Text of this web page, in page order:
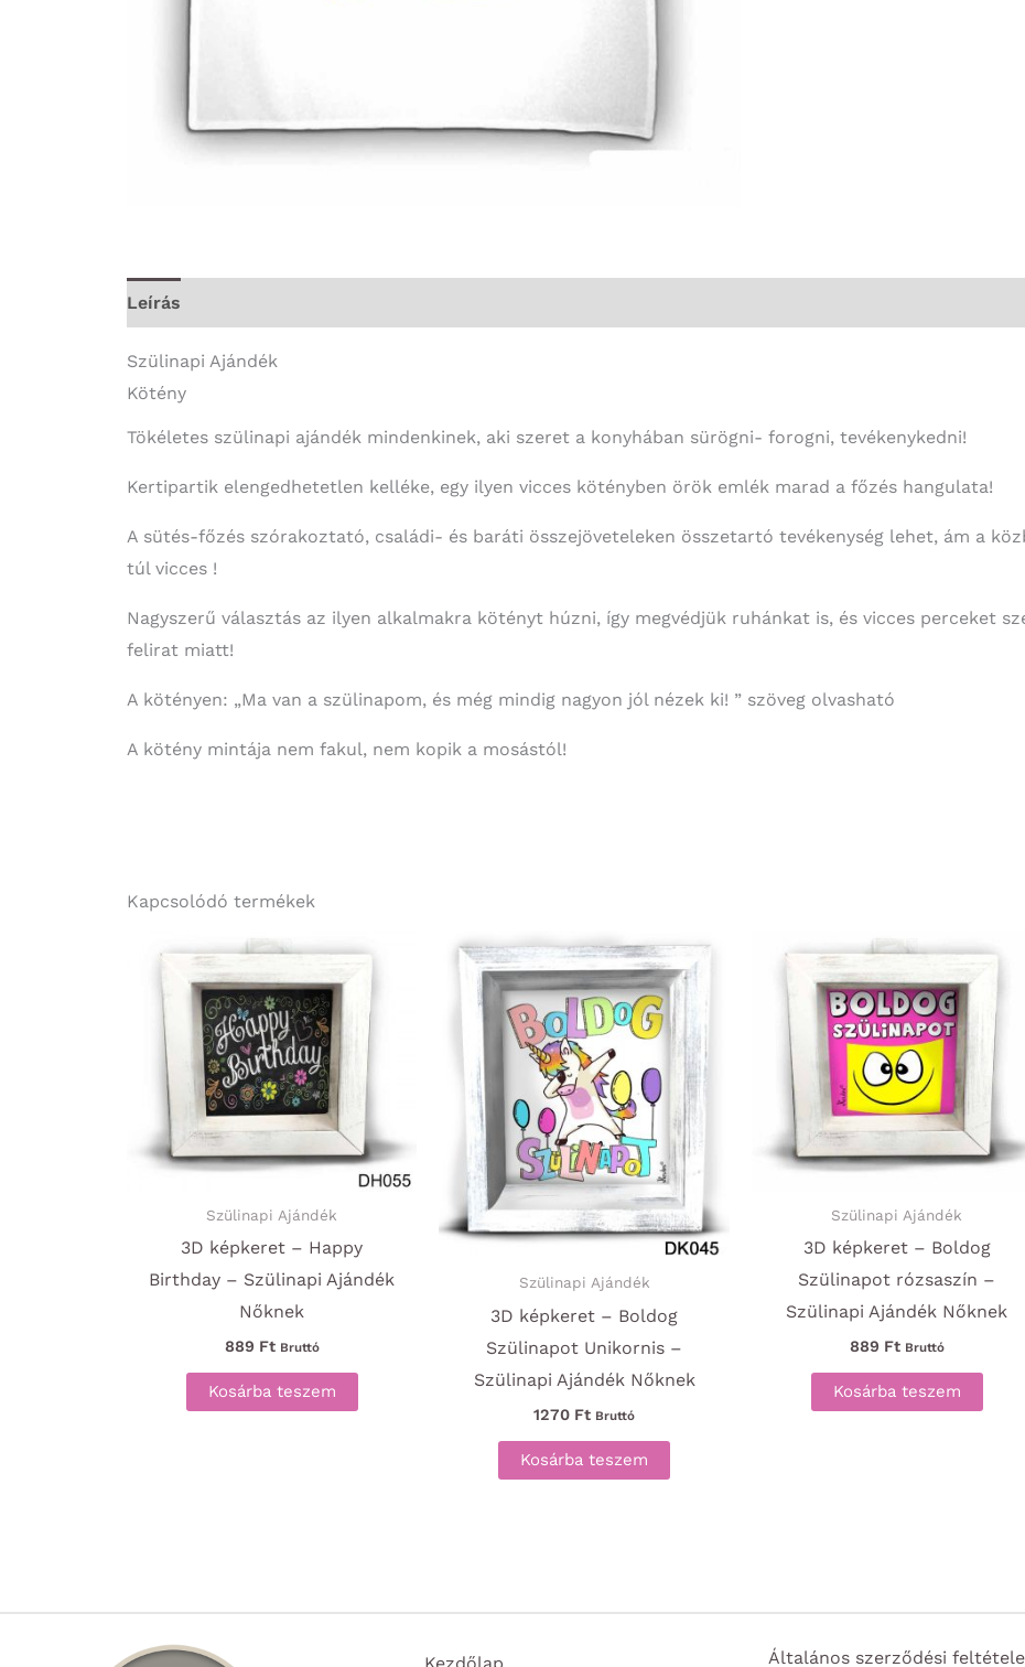
Leírás
Szülinapi Ajándék
Kötény
Tökéletes szülinapi ajándék mindenkinek, aki szeret a konyhában sürögni- forogni, tevékenykedni!
Kertipartik elengedhetetlen kelléke, egy ilyen vicces kötényben örök emlék marad a főzés hangulata!
A sütés-főzés szórakoztató, családi- és baráti összejöveteleken összetartó tevékenység lehet, ám a
túl vicces !
Nagyszerű választás az ilyen alkalmakra kötényt húzni, így megvédjük ruhánkat is, és vicces perceket
felirat miatt!
A kötényen: „Ma van a szülinapom, és még mindig nagyon jól nézek ki! ” szöveg olvasható
A kötény mintája nem fakul, nem kopik a mosástól!
Kapcsolódó termékek
Szülinapi Ajándék
3D képkeret – Happy
Birthday – Szülinapi Ajándék
Nőknek
889 Ft Bruttó
Kosárba teszem
Szülinapi Ajándék
3D képkeret – Boldog
Szülinapot Unikornis –
Szülinapi Ajándék Nőknek
1270 Ft Bruttó
Kosárba teszem
Szülinapi Ajándék
3D képkeret – Boldog
Szülinapot rózsaszín –
Szülinapi Ajándék Nőknek
889 Ft Bruttó
Kosárba teszem
Általános szerződési